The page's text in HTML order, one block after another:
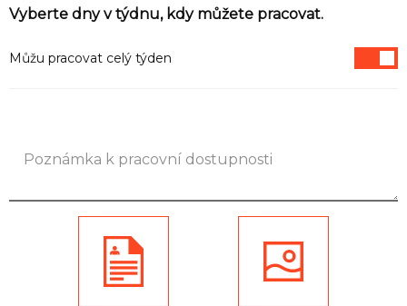
Vyberte dny v týdnu, kdy můžete pracovat.
Můžu pracovat celý týden